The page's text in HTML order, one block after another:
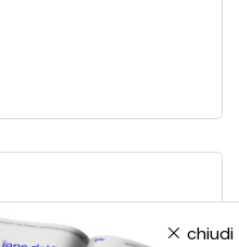
in 6 semplici
chiudi